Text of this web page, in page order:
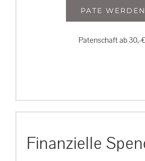
PATE WERDEN
Patenschaft ab 30,-
Finanzielle